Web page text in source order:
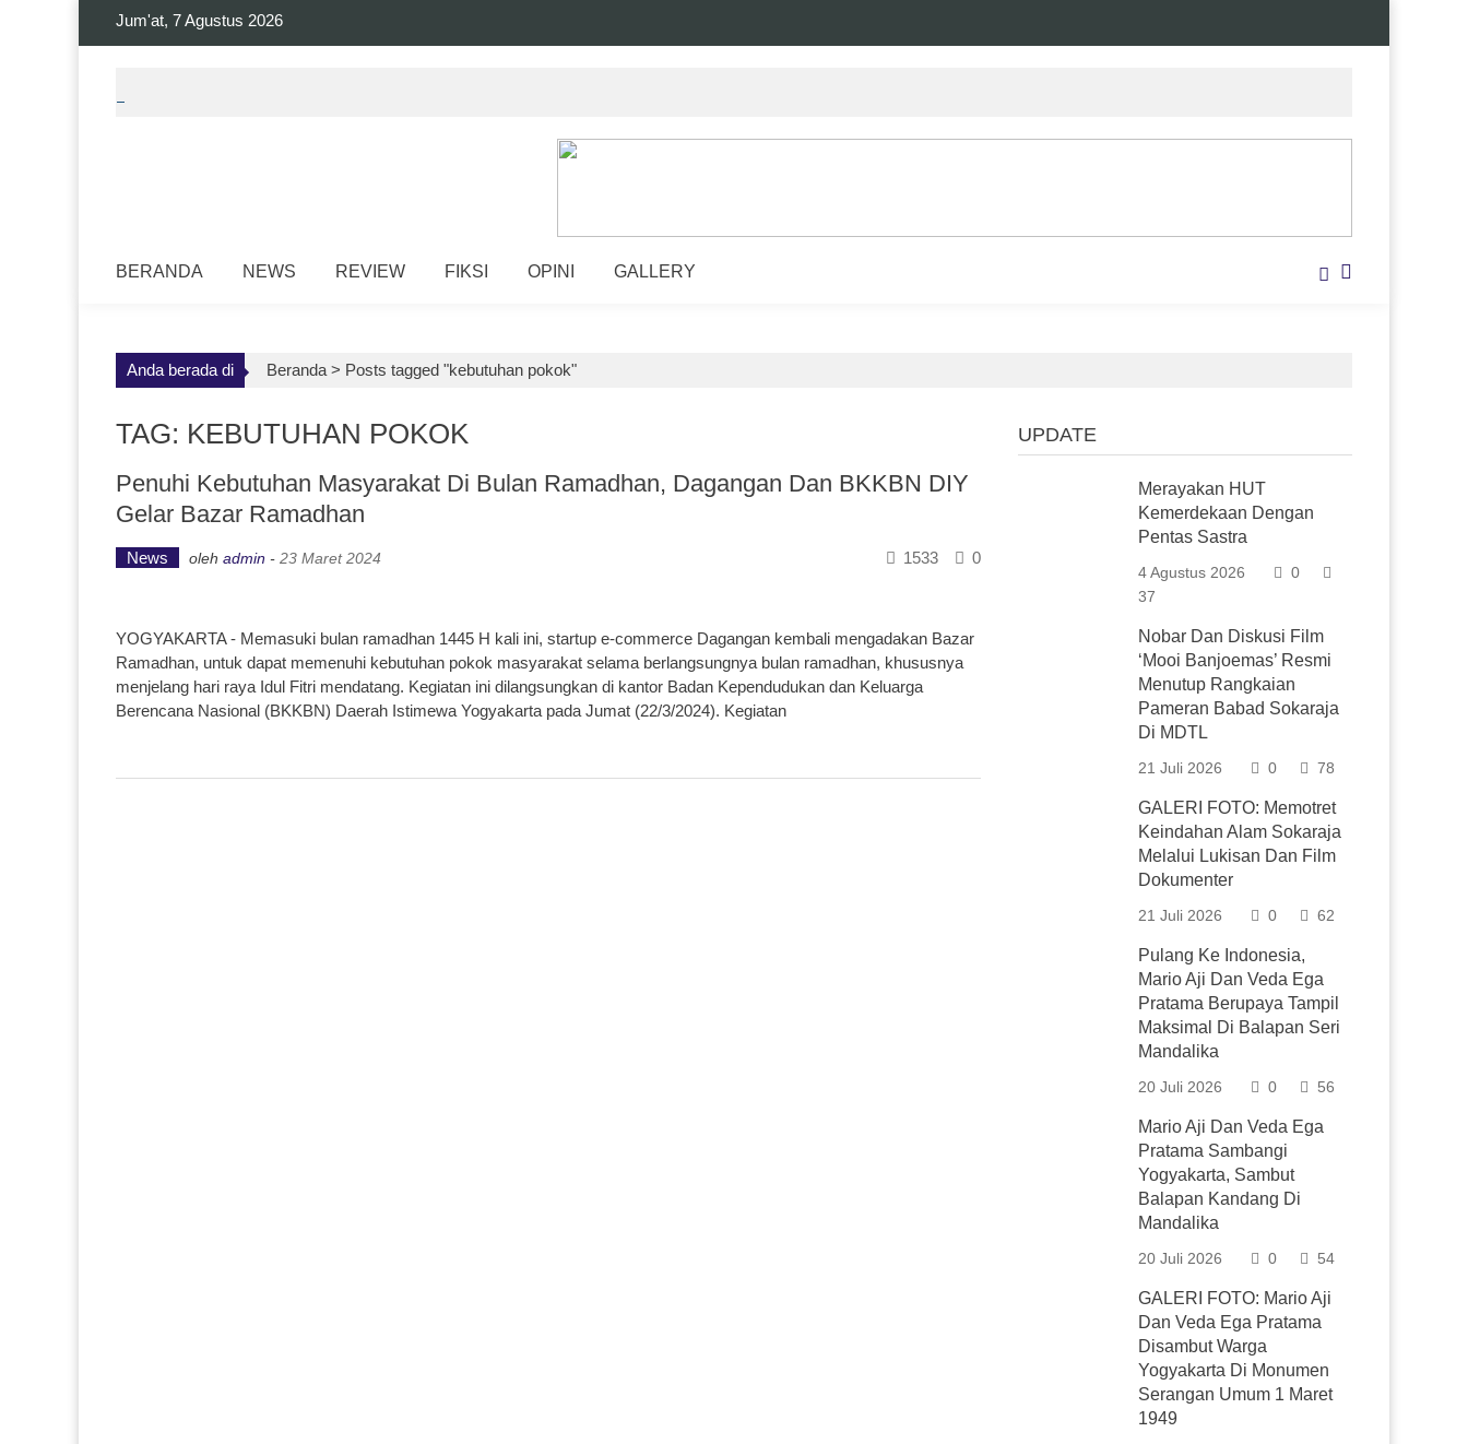
Jum'at, 7 Agustus 2026
BERANDA NEWS REVIEW FIKSI OPINI GALLERY
Anda berada di Beranda > Posts tagged "kebutuhan pokok"
TAG: KEBUTUHAN POKOK
Penuhi Kebutuhan Masyarakat Di Bulan Ramadhan, Dagangan Dan BKKBN DIY
Gelar Bazar Ramadhan
News oleh admin - 23 Maret 2024 0
1533
YOGYAKARTA - Memasuki bulan ramadhan 1445 H kali ini, startup e-commerce Dagangan kembali mengadakan Bazar
Ramadhan, untuk dapat memenuhi kebutuhan pokok masyarakat selama berlangsungnya bulan ramadhan, khususnya
menjelang hari raya Idul Fitri mendatang. Kegiatan ini dilangsungkan di kantor Badan Kependudukan dan Keluarga
Berencana Nasional (BKKBN) Daerah Istimewa Yogyakarta pada Jumat (22/3/2024). Kegiatan
UPDATE
Merayakan HUT
Kemerdekaan Dengan
Pentas Sastra
4 Agustus 2026
0
37
Nobar Dan Diskusi Film
‘Mooi Banjoemas’ Resmi
Menutup Rangkaian
Pameran Babad Sokaraja
Di MDTL
21 Juli 2026 0 78
GALERI FOTO: Memotret
Keindahan Alam Sokaraja
Melalui Lukisan Dan Film
Dokumenter
21 Juli 2026 0 62
Pulang Ke Indonesia,
Mario Aji Dan Veda Ega
Pratama Berupaya Tampil
Maksimal Di Balapan Seri
Mandalika
20 Juli 2026 0 56
Mario Aji Dan Veda Ega
Pratama Sambangi
Yogyakarta, Sambut
Balapan Kandang Di
Mandalika
20 Juli 2026 0 54
GALERI FOTO: Mario Aji
Dan Veda Ega Pratama
Disambut Warga
Yogyakarta Di Monumen
Serangan Umum 1 Maret
1949